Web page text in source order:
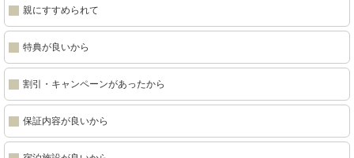
親にすすめられて
特典が良いから
割引・キャンペーンがあったから
保証内容が良いから